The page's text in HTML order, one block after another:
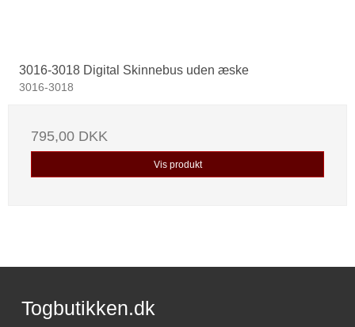
3016-3018 Digital Skinnebus uden æske
3016-3018
795,00 DKK
Vis produkt
Togbutikken.dk